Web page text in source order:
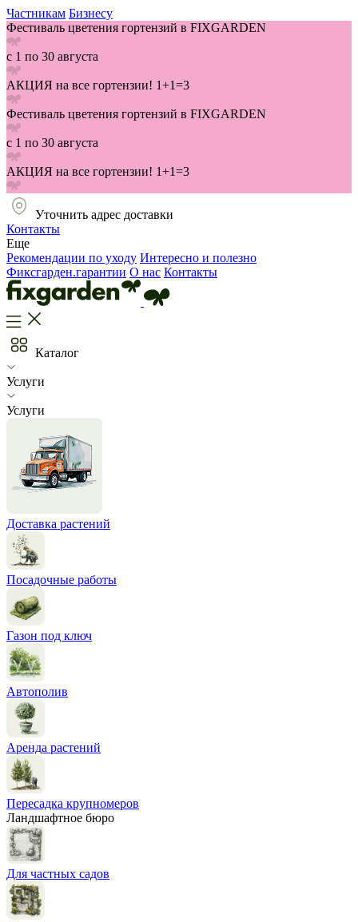
Частникам Бизнесу
Фестиваль цветения гортензий в FIXGARDEN
с 1 по 30 августа
АКЦИЯ на все гортензии! 1+1=3
Фестиваль цветения гортензий в FIXGARDEN
с 1 по 30 августа
АКЦИЯ на все гортензии! 1+1=3
Уточнить адрес доставки
Контакты
Еще
Рекомендации по уходу Интересно и полезно
Фиксгарден.гарантии О нас Контакты
Каталог
Услуги
Услуги
Доставка растений
Посадочные работы
Газон под ключ
Автополив
Аренда растений
Пересадка крупномеров
Ландшафтное бюро
Для частных садов